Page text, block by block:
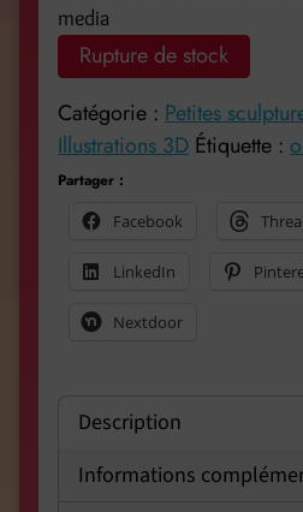
media
Rupture de stock
Catégorie : Petites
Illustrations 3D Étiquette :
Partager :
Facebook
LinkedIn
Nextdoor
Description
Informations